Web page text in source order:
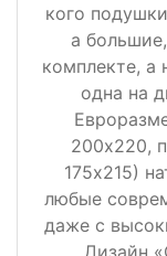
кого
а
комплекте, а
одна на
200х220,
175х215)
любые
даже с